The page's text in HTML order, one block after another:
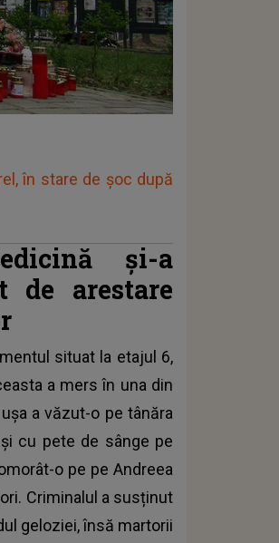
în stare de șoc după
și-a
de arestare
situat la etajul 6,
a mers în una din
a văzut-o pe tânăra
cu pete de sânge pe
o pe pe Andreea
Criminalul a susținut
geloziei, însă martorii